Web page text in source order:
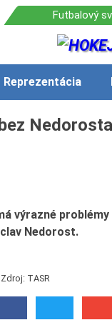
Reprezentácia
výrazné
Nedorost.
Zdroj: TASR